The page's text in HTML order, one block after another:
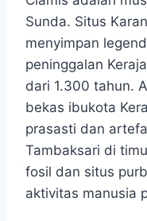
Sunda. Situs
menyimpan
peninggalan
dari 1.300 tahun.
bekas ibukota
prasasti dan
Tambaksari di
fosil dan situs
aktivitas manusia